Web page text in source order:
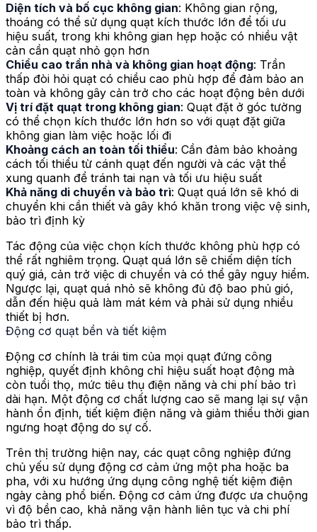
Diện tích và bố cục không gian: Không gian rộng,
thoáng có thể sử dụng quạt kích thước lớn để tối ưu
hiệu suất, trong khi không gian hẹp hoặc có nhiều vật
cản cần quạt nhỏ gọn hơn
Chiều cao trần nhà và không gian hoạt động: Trần
thấp đòi hỏi quạt có chiều cao phù hợp để đảm bảo an
toàn và không gây cản trở cho các hoạt động bên dưới
Vị trí đặt quạt trong không gian: Quạt đặt ở góc tường
có thể chọn kích thước lớn hơn so với quạt đặt giữa
không gian làm việc hoặc lối đi
Khoảng cách an toàn tối thiểu: Cần đảm bảo khoảng
cách tối thiểu từ cánh quạt đến người và các vật thể
xung quanh để tránh tai nạn và tối ưu hiệu suất
Khả năng di chuyển và bảo trì: Quạt quá lớn sẽ khó di
chuyển khi cần thiết và gây khó khăn trong việc vệ sinh,
bảo trì định kỳ
Tác động của việc chọn kích thước không phù hợp có
thể rất nghiêm trọng. Quạt quá lớn sẽ chiếm diện tích
quý giá, cản trở việc di chuyển và có thể gây nguy hiểm.
Ngược lại, quạt quá nhỏ sẽ không đủ độ bao phủ gió,
dẫn đến hiệu quả làm mát kém và phải sử dụng nhiều
thiết bị hơn.
Động cơ quạt bền và tiết kiệm
Động cơ chính là trái tim của mọi quạt đứng công
nghiệp, quyết định không chỉ hiệu suất hoạt động mà
còn tuổi thọ, mức tiêu thụ điện năng và chi phí bảo trì
dài hạn. Một động cơ chất lượng cao sẽ mang lại sự vận
hành ổn định, tiết kiệm điện năng và giảm thiểu thời gian
ngưng hoạt động do sự cố.
Trên thị trường hiện nay, các quạt công nghiệp đứng
chủ yếu sử dụng động cơ cảm ứng một pha hoặc ba
pha, với xu hướng ứng dụng công nghệ tiết kiệm điện
ngày càng phổ biến. Động cơ cảm ứng được ưa chuộng
vì độ bền cao, khả năng vận hành liên tục và chi phí
bảo trì thấp.